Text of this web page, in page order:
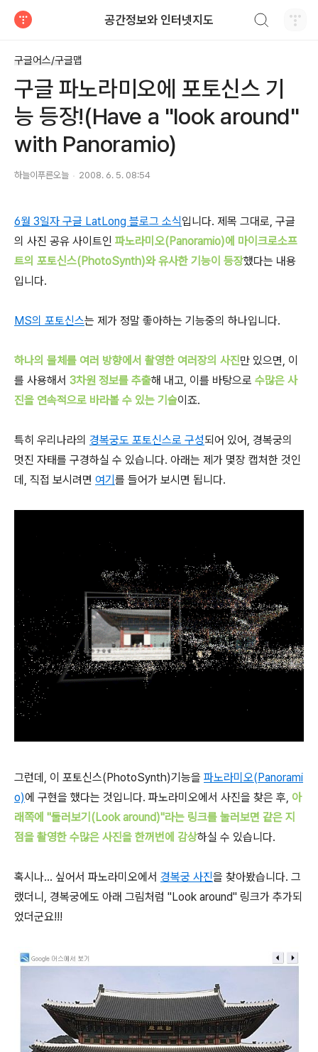
공간정보와 인터넷지도
구글어스/구글맵
구글 파노라미오에 포토신스 기
능 등장!(Have a "look around"
with Panoramio)
하늘이푸른오늘 2008. 6. 5. 08:54
6월 3일자 구글 LatLong 블로그 소식입니다. 제목 그대로, 구글
의 사진 공유 사이트인 파노라미오(Panoramio)에 마이크로소프
트의 포토신스(PhotoSynth)와 유사한 기능이 등장했다는 내용
입니다.
MS의 포토신스는 제가 정말 좋아하는 기능중의 하나입니다.
하나의 물체를 여러 방향에서 촬영한 여러장의 사진만 있으면, 이
를 사용해서 3차원 정보를 추출해 내고, 이를 바탕으로 수많은 사
진을 연속적으로 바라볼 수 있는 기술이죠.
특히 우리나라의 경복궁도 포토신스로 구성되어 있어, 경복궁의
멋진 자태를 구경하실 수 있습니다. 아래는 제가 몇장 캡처한 것인
데, 직접 보시려면 여기를 들어가 보시면 됩니다.
그런데, 이 포토신스(PhotoSynth)기능을 파노라미오(Panorami
o)에 구현을 했다는 것입니다. 파노라미오에서 사진을 찾은 후, 아
래쪽에 "둘러보기(Look around)"라는 링크를 눌러보면 같은 지
점을 촬영한 수많은 사진을 한꺼번에 감상하실 수 있습니다.
혹시나... 싶어서 파노라미오에서 경복궁 사진을 찾아봤습니다. 그
랬더니, 경복궁에도 아래 그림처럼 "Look around" 링크가 추가되
었더군요!!!